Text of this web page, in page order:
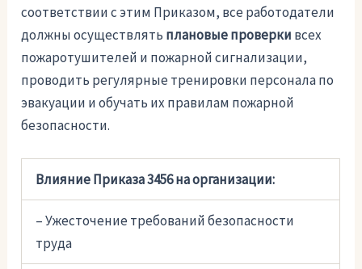
соответствии с этим Приказом, все работодатели
должны осуществлять плановые проверки всех
пожаротушителей и пожарной сигнализации,
проводить регулярные тренировки персонала по
эвакуации и обучать их правилам пожарной
безопасности.
Влияние Приказа 3456 на организации:
– Ужесточение требований безопасности
труда